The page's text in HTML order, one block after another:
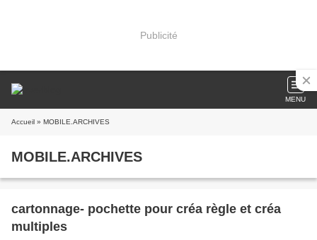
Publicité
MENU
Accueil » MOBILE.ARCHIVES
MOBILE.ARCHIVES
cartonnage- pochette pour créa règle et créa
multiples